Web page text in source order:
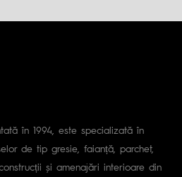
în 1994, este specializată în
de tip gresie, faianță, parchet,
și amenajări interioare din